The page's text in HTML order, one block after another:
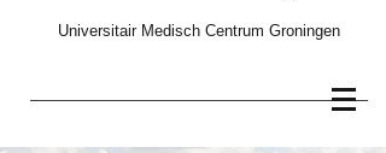
Universitair Medisch Centrum Groningen